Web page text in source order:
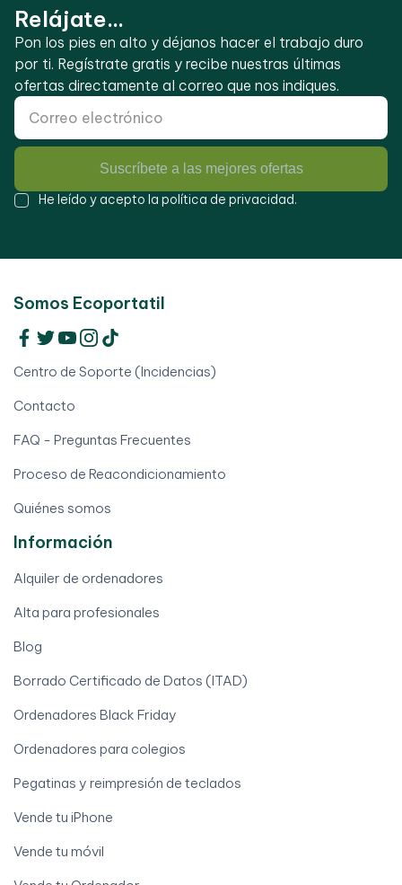
Relájate...
Pon los pies en alto y déjanos hacer el trabajo duro
por ti. Regístrate gratis y recibe nuestras últimas
ofertas directamente al correo que nos indiques.
Suscríbete a las mejores ofertas
He leído y acepto la política de privacidad.
Somos Ecoportatil
Centro de Soporte (Incidencias)
Contacto
FAQ - Preguntas Frecuentes
Proceso de Reacondicionamiento
Quiénes somos
Información
Alquiler de ordenadores
Alta para profesionales
Blog
Borrado Certificado de Datos (ITAD)
Ordenadores Black Friday
Ordenadores para colegios
Pegatinas y reimpresión de teclados
Vende tu iPhone
Vende tu móvil